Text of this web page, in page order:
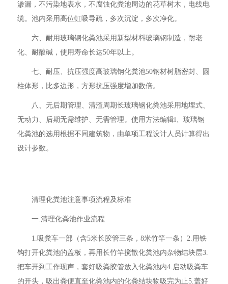
渗漏，不污染地表水，不腐蚀化粪池周边的花草树木，电线电
缆。池内采用高位虹吸导疏，多次沉淀，多次净化。
六、耐用玻璃钢化粪池采用新型材料玻璃钢制造，耐老
化、耐酸碱，使用寿命长达50年以上。
七、耐压、抗压强度高玻璃钢化粪池50钢材树脂密封、圆
柱体形，比多边形，方形抗压强度增加数倍。
八、无后期管理、清渣周期长玻璃钢化粪池采用地埋式、
无动力、后期无需维护、无需管理。使用方法编辑l、玻璃钢
化粪池的选用根据不同建筑物，由单项工程设计人员计算得出
设计参数。
清理化粪池注意事项流程及标准
一.清理化粪池作业流程
1.吸粪车一部（含5米长胶管三条，8米竹竿一条）2.用铁
钩打开化粪池的盖板，再用长竹竿搅散化粪池内杂物结块层3.
把车开到工作现声，套好吸粪胶管放入化粪池内4.启动吸粪车
的开头，吸出粪便直至化粪池内的化粪结块物吸完为止5.盖好